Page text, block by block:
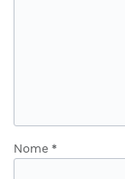
Nome *